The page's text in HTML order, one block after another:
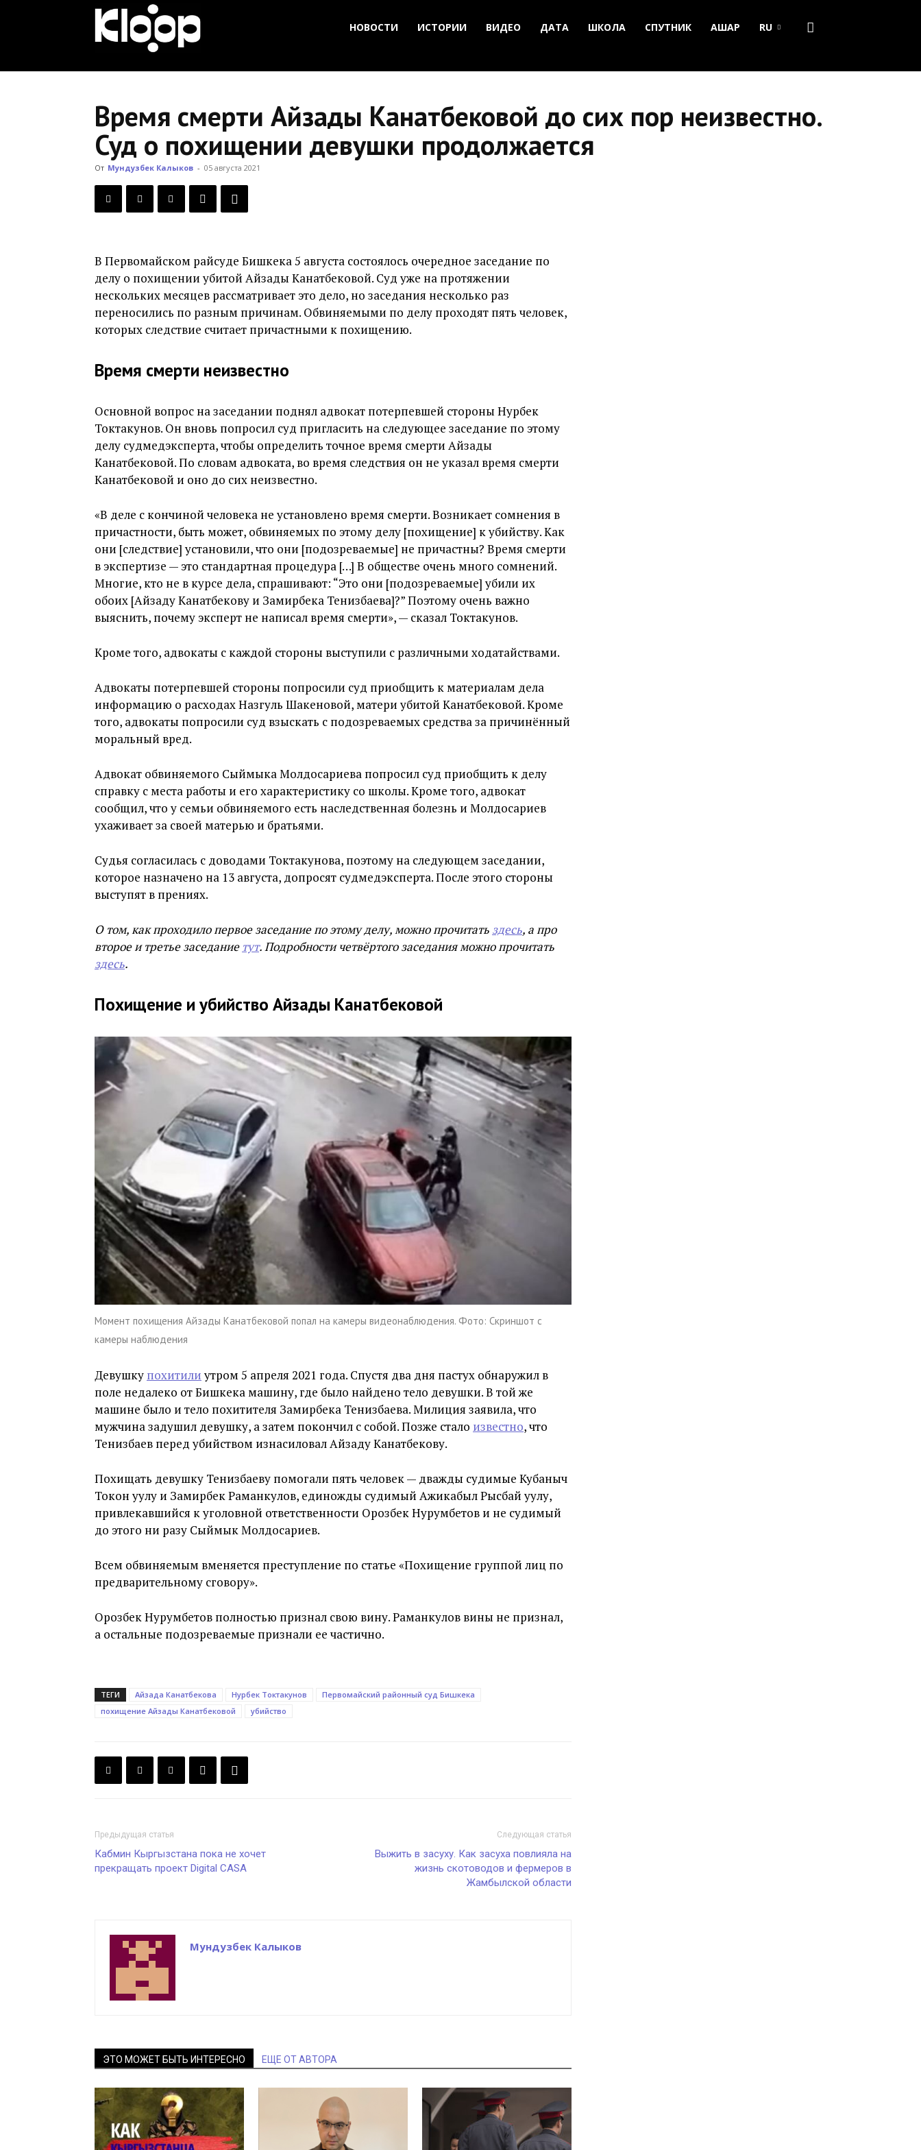
Новости
Кыргызстана
НОВОСТИ ИСТОРИИ ВИДЕО ДАТА ШКОЛА СПУТНИК АШАР RU
Время смерти Айзады Канатбековой до сих пор неизвестно.
Суд о похищении девушки продолжается
От Мундузбек Калыков - 05 августа 2021
В Первомайском райсуде Бишкека 5 августа состоялось очередное заседание по
делу о похищении убитой Айзады Канатбековой. Суд уже на протяжении
нескольких месяцев рассматривает это дело, но заседания несколько раз
переносились по разным причинам. Обвиняемыми по делу проходят пять человек,
которых следствие считает причастными к похищению.
Время смерти неизвестно
Основной вопрос на заседании поднял адвокат потерпевшей стороны Нурбек
Токтакунов. Он вновь попросил суд пригласить на следующее заседание по этому
делу судмедэксперта, чтобы определить точное время смерти Айзады
Канатбековой. По словам адвоката, во время следствия он не указал время смерти
Канатбековой и оно до сих неизвестно.
«В деле с кончиной человека не установлено время смерти. Возникает сомнения в
причастности, быть может, обвиняемых по этому делу [похищение] к убийству. Как
они [следствие] установили, что они [подозреваемые] не причастны? Время смерти
в экспертизе — это стандартная процедура […] В обществе очень много сомнений.
Многие, кто не в курсе дела, спрашивают: “Это они [подозреваемые] убили их
обоих [Айзаду Канатбекову и Замирбека Тенизбаева]?” Поэтому очень важно
выяснить, почему эксперт не написал время смерти», — сказал Токтакунов.
Кроме того, адвокаты с каждой стороны выступили с различными ходатайствами.
Адвокаты потерпевшей стороны попросили суд приобщить к материалам дела
информацию о расходах Назгуль Шакеновой, матери убитой Канатбековой. Кроме
того, адвокаты попросили суд взыскать с подозреваемых средства за причинённый
моральный вред.
Адвокат обвиняемого Сыймыка Молдосариева попросил суд приобщить к делу
справку с места работы и его характеристику со школы. Кроме того, адвокат
сообщил, что у семьи обвиняемого есть наследственная болезнь и Молдосариев
ухаживает за своей матерью и братьями.
Судья согласилась с доводами Токтакунова, поэтому на следующем заседании,
которое назначено на 13 августа, допросят судмедэксперта. После этого стороны
выступят в прениях.
О том, как проходило первое заседание по этому делу, можно прочитать здесь, а про
второе и третье заседание тут. Подробности четвёртого заседания можно прочитать
здесь.
Похищение и убийство Айзады Канатбековой
Момент похищения Айзады Канатбековой попал на камеры видеонаблюдения. Фото: Скриншот с
камеры наблюдения
Девушку похитилиутром 5 апреля 2021 года. Спустя два дня пастух обнаружил в
поле недалеко от Бишкека машину, где было найдено тело девушки. В той же
машине было и тело похитителя Замирбека Тенизбаева. Милиция заявила, что
мужчина задушил девушку, а затем покончил с собой. Позже стало известно, что
Тенизбаев перед убийством изнасиловал Айзаду Канатбекову.
Похищать девушку Тенизбаеву помогали пять человек — дважды судимые Кубаныч
Токон уулу и Замирбек Раманкулов, единожды судимый Ажикабыл Рысбай уулу,
привлекавшийся к уголовной ответственности Орозбек Нурумбетов и не судимый
до этого ни разу Сыймык Молдосариев.
Всем обвиняемым вменяется преступление по статье «Похищение группой лиц по
предварительному сговору».
Орозбек Нурумбетов полностью признал свою вину. Раманкулов вины не признал,
а остальные подозреваемые признали ее частично.
ТЕГИ Айзада Канатбекова Нурбек Токтакунов
Первомайский районный суд Бишкека
похищение Айзады Канатбековой
убийство
Предыдущая статья
Кабмин Кыргызстана пока не хочет
прекращать проект Digital CASA
Следующая статья
Выжить в засуху. Как засуха повлияла на
жизнь скотоводов и фермеров в
Жамбылской области
Мундузбек Калыков
ЭТО МОЖЕТ БЫТЬ ИНТЕРЕСНО ЕЩЕ ОТ АВТОРА